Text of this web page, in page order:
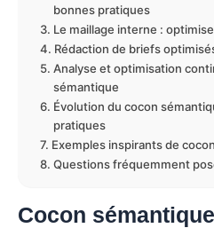
bonnes pratiques
Le maillage interne :
Rédaction de briefs
Analyse et optimisation
sémantique
Évolution du cocon
pratiques
Exemples inspirants de
Questions fréquemment
Cocon